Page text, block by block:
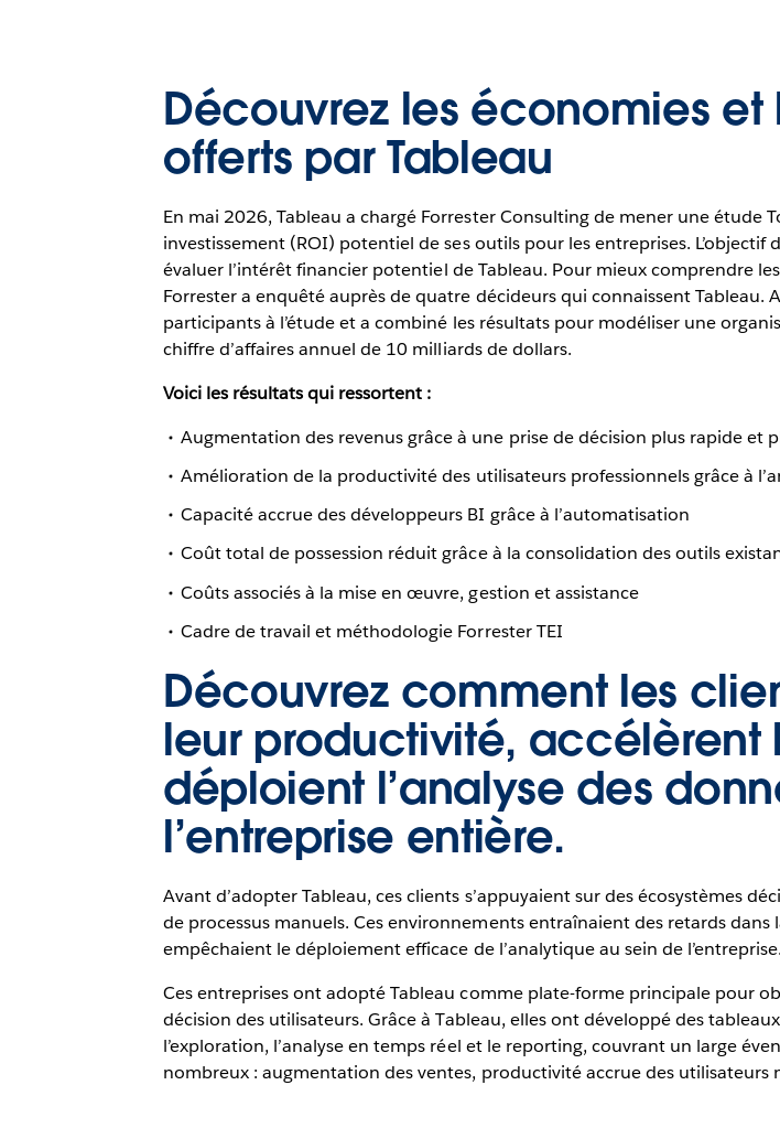
Découvrez les économies
offerts par Tableau
En mai 2026, Tableau a chargé Forrester Consulting de mener une étude
investissement (ROI) potentiel de ses outils pour les entreprises.
évaluer l’intérêt financier potentiel de Tableau. Pour mieux comprendre
Forrester a enquêté auprès de quatre décideurs qui connaissent Tableau.
participants à l’étude et a combiné les résultats pour modéliser une
chiffre d’affaires annuel de 10 milliards de dollars.
Voici les résultats qui ressortent :
Augmentation des revenus grâce à une prise de décision plus rapide et
Amélioration de la productivité des utilisateurs professionnels grâce à
Capacité accrue des développeurs BI grâce à l’automatisation
Coût total de possession réduit grâce à la consolidation des outils
Coûts associés à la mise en œuvre, gestion et assistance
Cadre de travail et méthodologie Forrester TEI
Découvrez comment les
leur productivité, accélèrent
déploient l’analyse des
l’entreprise entière.
Avant d’adopter Tableau, ces clients s’appuyaient sur des écosystèmes
de processus manuels. Ces environnements entraînaient des retards
empêchaient le déploiement efficace de l’analytique au sein de l’entreprise.
Ces entreprises ont adopté Tableau comme plate-forme principale pour
décision des utilisateurs. Grâce à Tableau, elles ont développé des
l’exploration, l’analyse en temps réel et le reporting, couvrant un large
nombreux : augmentation des ventes, productivité accrue des